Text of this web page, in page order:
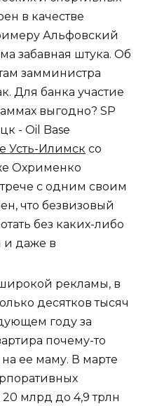
в качестве
Альфовский
забавная штука. Об
замминистра
Для банка участие
выгодно? SP
- Oil Base
Усть-Илимск со
Охрименко
с одним своим
что безвизовый
без каких-либо
и даже в
рекламы, в
десятков тысяч
году за
почему-то
ее маму. В марте
млрд до 4,9 трлн